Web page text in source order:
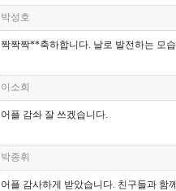
박성호
짝짝짝**축하합니다. 날로 발전하는 모
이소희
어플 감솨 잘 쓰겠습니다.
박종휘
어플 감사하게 받았습니다. 친구들과 함